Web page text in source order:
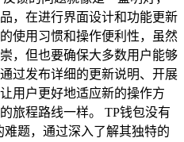
，在进行界面设计和功能更新
使用习惯和操作便利性，虽然
，但也要确保大多数用户能够
过发布详细的更新说明、开展
用户更好地适应新的操作方
旅程路线一样。 TP钱包没有
题，通过深入了解其独特的